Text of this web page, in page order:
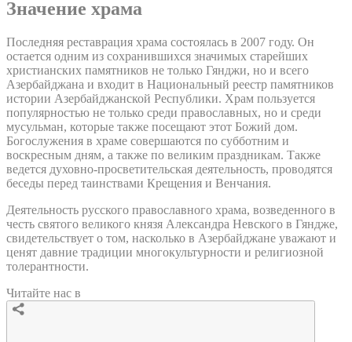
Значение храма
Последняя реставрация храма состоялась в 2007 году. Он
остается одним из сохранившихся значимых старейших
христианских памятников не только Гянджи, но и всего
Азербайджана и входит в Национальный реестр памятников
истории Азербайджанской Республики. Храм пользуется
популярностью не только среди православных, но и среди
мусульман, которые также посещают этот Божий дом.
Богослужения в храме совершаются по субботним и
воскресным дням, а также по великим праздникам. Также
ведется духовно-просветительская деятельность, проводятся
беседы перед таинствами Крещения и Венчания.
Деятельность русского православного храма, возведенного в
честь святого великого князя Александра Невского в Гяндже,
свидетельствует о том, насколько в Азербайджане уважают и
ценят давние традиции многокультурности и религиозной
толерантности.
Читайте нас в